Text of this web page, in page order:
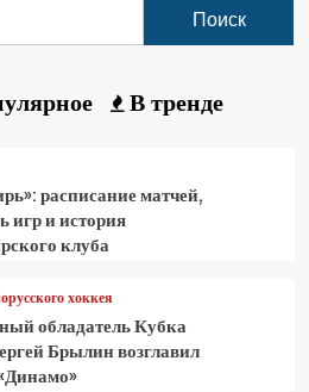
В тренде
расписание матчей,
игр и история
клуба
хоккея
обладатель Кубка
Брылин возглавил